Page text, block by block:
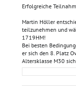
Erfolgreiche
Martin Höller
teilzunehmen und
1719HM!
Bei besten
er sich den 8. Platz
Altersklasse M30